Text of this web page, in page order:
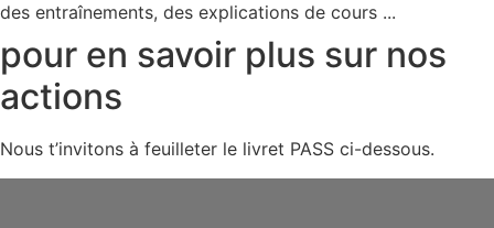
des entraînements, des explications de cours ...
pour en savoir plus sur nos
actions
Nous t’invitons à feuilleter le livret PASS ci-dessous.